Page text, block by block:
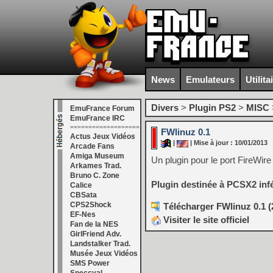
News Emulateurs
EmuFrance Forum
EmuFrance IRC
===================
Actus Jeux Vidéos
Arcade Fans
Amiga Museum
Arkames Trad.
Bruno C. Zone
Calice
CBSata
CPS2Shock
EF-Nes
Fan de la NES
GirlFriend Adv.
Landstalker Trad.
Musée Jeux Vidéos
SMS Power
Divers > Plugin PS2 > MISC
FWlinuz 0.1
| Mise à jour : 10/01/2013
Un plugin pour le port
Plugin destinée à PCSX2
Télécharger FWlinuz 0.1
Visiter le site officiel